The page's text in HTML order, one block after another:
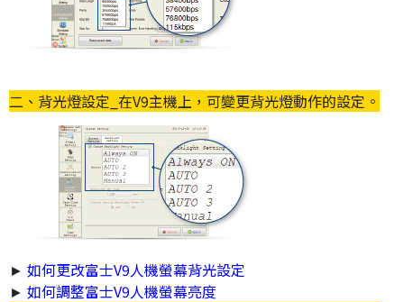
二、背光燈設定_在V9主機上，可變更背光燈動作的設定。
► 如何更改富士V9人機螢幕背光設定
► 如何調整富士V9人機螢幕亮度